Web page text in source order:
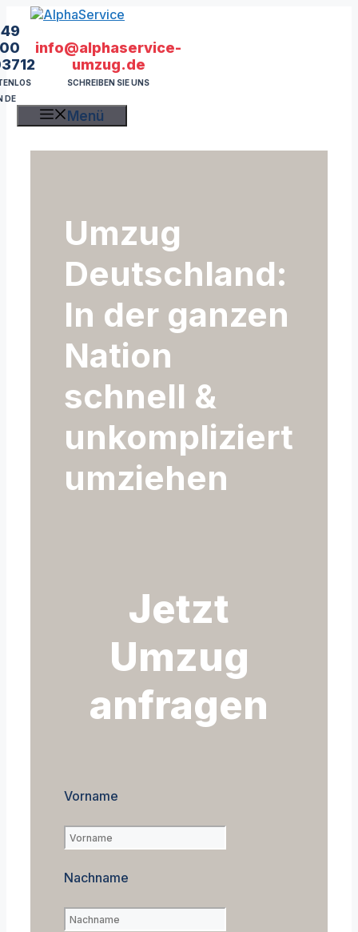
Zum
Inhalt
springen
DE
info@alphaservice-
umzug.de
SCHREIBEN SIE UNS
Menü
Umzug
Deutschland:
In der ganzen
Nation
schnell &
unkompliziert
umziehen
Jetzt
Umzug
anfragen
Vorname
Nachname